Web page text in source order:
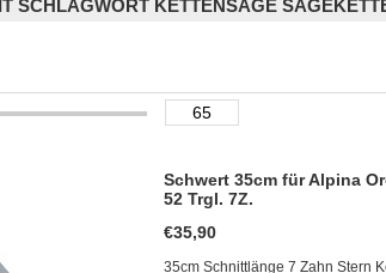
SCHLAGWORT KETTENSÄGE
Schwert 35cm für Alpina
52 Trgl. 7Z.
€35,90
35cm Schnittlänge 7 Zahn Stern